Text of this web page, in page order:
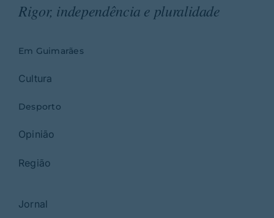
Rigor, independência e pluralidade
Em Guimarães
Cultura
Desporto
Opinião
Região
Jornal